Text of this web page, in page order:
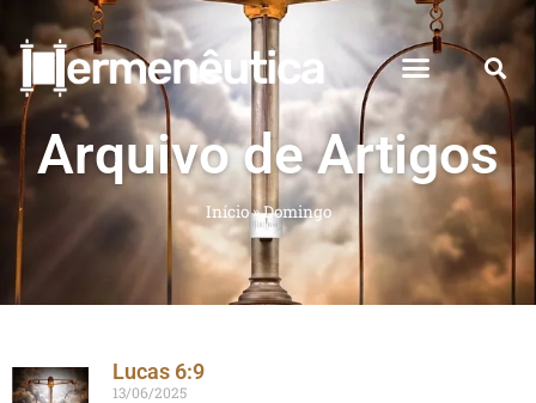
Arquivo de Artigos
Início»Domingo
Lucas 6:9
13/06/2025